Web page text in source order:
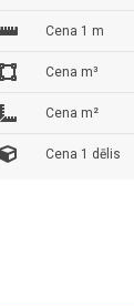
Cena 1 m
Cena m³
Cena m²
Cena 1 dēlis